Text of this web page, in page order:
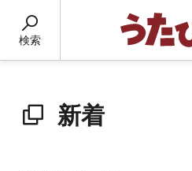
検索
新着